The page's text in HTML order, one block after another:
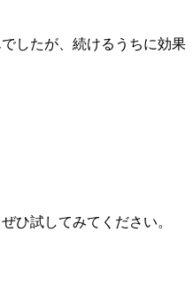
したが、続けるうちに効果
ひ試してみてください。